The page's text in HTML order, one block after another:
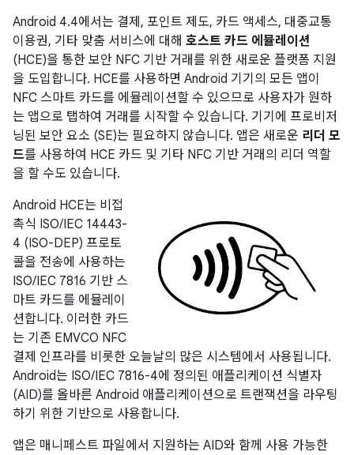
Android 4.4에서는 결제, 포인트 제도, 카드 액세스, 대중교통
이용권, 기타 맞춤 서비스에 대해 호스트 카드 에뮬레이션
(HCE)을 통한 보안 NFC 기반 거래를 위한 새로운 플랫폼 지원
을 도입합니다. HCE를 사용하면 Android 기기의 모든 앱이
NFC 스마트 카드를 에뮬레이션할 수 있으므로 사용자가 원하
는 앱으로 탭하여 거래를 시작할 수 있습니다. 기기에 프로비저
닝된 보안 요소 (SE)는 필요하지 않습니다. 앱은 새로운 리더 모
드를 사용하여 HCE 카드 및 기타 NFC 기반 거래의 리더 역할
을 할 수도 있습니다.
Android HCE는 비접
촉식 ISO/IEC 14443-
4 (ISO-DEP) 프로토
콜을 전송에 사용하는
ISO/IEC 7816 기반 스
마트 카드를 에뮬레이
션합니다. 이러한 카드
는 기존 EMVCO NFC
결제 인프라를 비롯한 오늘날의 많은 시스템에서 사용됩니다.
Android는 ISO/IEC 7816-4에 정의된 애플리케이션 식별자
(AID)를 올바른 Android 애플리케이션으로 트랜잭션을 라우팅
하기 위한 기반으로 사용합니다.
앱은 매니페스트 파일에서 지원하는 AID와 함께 사용 가능한